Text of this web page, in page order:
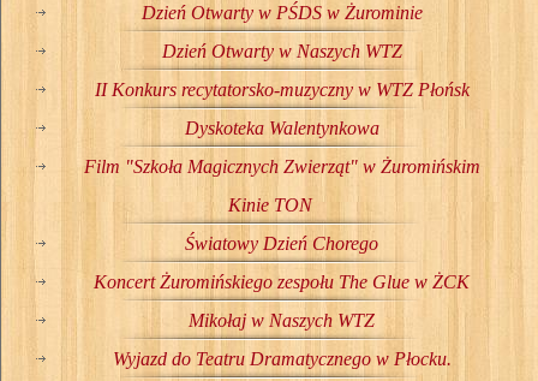
Dzień Otwarty w PŚDS w Żurominie
Dzień Otwarty w Naszych WTZ
II Konkurs recytatorsko-muzyczny w WTZ Płońsk
Dyskoteka Walentynkowa
Film "Szkoła Magicznych Zwierząt" w Żuromińskim
Kinie TON
Światowy Dzień Chorego
Koncert Żuromińskiego zespołu The Glue w ŻCK
Mikołaj w Naszych WTZ
Wyjazd do Teatru Dramatycznego w Płocku.